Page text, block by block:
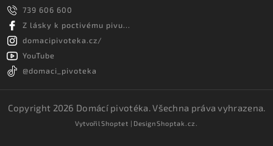
739 606 600
Z lásky k poctivému pivu...
domacipivoteka.cz/
YouTube
@domaci_pivoteka
Copyright 2026 Domácí pivotéka. Všechna práva vyhrazena.
VytvořilShoptet | DesignShoptak.cz.